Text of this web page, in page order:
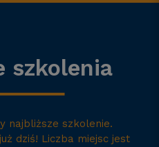
szkolenia
najbliższe szkolenie.
dziś! Liczba miejsc jest